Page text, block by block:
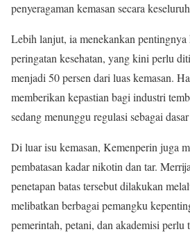
penyeragaman kemasan secara
Lebih lanjut, ia menekankan pentingnya
peringatan kesehatan, yang kini perlu
menjadi 50 persen dari luas kemasan.
memberikan kepastian bagi industri
sedang menunggu regulasi sebagai
Di luar isu kemasan, Kemenperin juga
pembatasan kadar nikotin dan tar.
penetapan batas tersebut dilakukan
melibatkan berbagai pemangku
pemerintah, petani, dan akademisi perlu